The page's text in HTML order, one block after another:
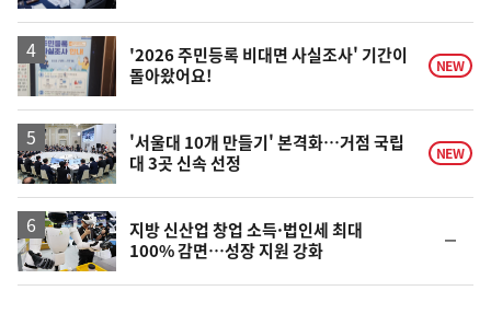
일
'2026 주민등록 비대면 사실조사' 기간이
돌아왔어요!
NEW
'서울대 10개 만들기' 본격화…거점 국립
대 3곳 신속 선정
NEW
지방 신산업 창업 소득·법인세 최대
100% 감면…성장 지원 강화
일